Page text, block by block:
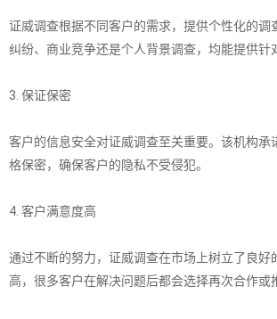
证威调查根据不同客户的需求，提供个性化的调
纠纷、商业竞争还是个人背景调查，均能提供针
3. 保证保密
客户的信息安全对证威调查至关重要。该机构承
格保密，确保客户的隐私不受侵犯。
4. 客户满意度高
通过不断的努力，证威调查在市场上树立了良好
高，很多客户在解决问题后都会选择再次合作或